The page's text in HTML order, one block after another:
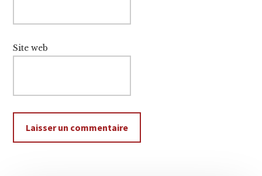
Site web